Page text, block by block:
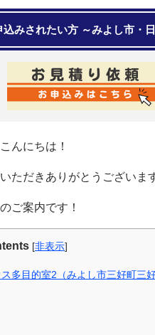
みされたい方 ～みよし市・
んにちは！
ただきありがとうございま
ご案内です！
[非表示]
多目的室2（みよし市三好町三好